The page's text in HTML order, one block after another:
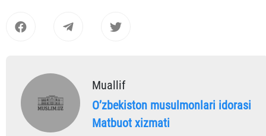
Muallif
Oʼzbekiston musulmonlari idorasi
Matbuot xizmati